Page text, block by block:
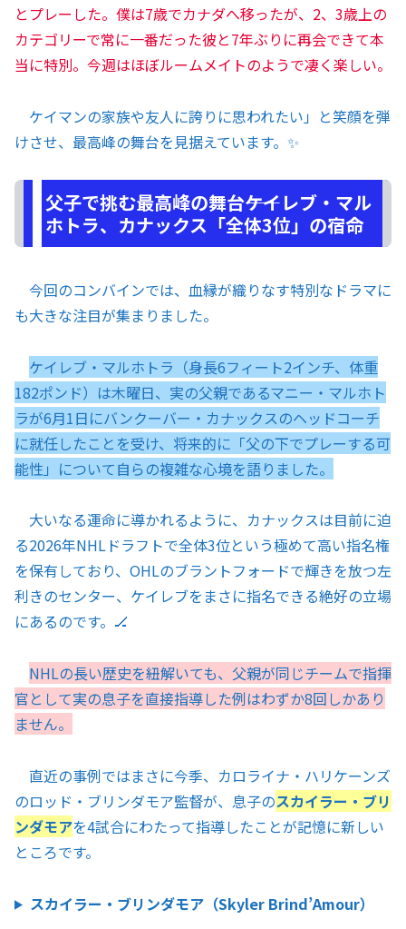
とプレーした。僕は7歳でカナダへ移ったが、2、3歳上の
カテゴリーで常に一番だった彼と7年ぶりに再会できて本
当に特別。今週はほぼルームメイトのようで凄く楽しい。
ケイマンの家族や友人に誇りに思われたい」と笑顔を弾
けさせ、最高峰の舞台を見据えています。✨
父子で挑む最高峰の舞台――ケイレブ・マル
ホトラ、カナックス「全体3位」の宿命
今回のコンバインでは、血縁が織りなす特別なドラマに
も大きな注目が集まりました。
ケイレブ・マルホトラ（身長6フィート2インチ、体重
182ポンド）は木曜日、実の父親であるマニー・マルホト
ラが6月1日にバンクーバー・カナックスのヘッドコーチ
に就任したことを受け、将来的に「父の下でプレーする可
能性」について自らの複雑な心境を語りました。
大いなる運命に導かれるように、カナックスは目前に迫
る2026年NHLドラフトで全体3位という極めて高い指名権
を保有しており、OHLのブラントフォードで輝きを放つ左
利きのセンター、ケイレブをまさに指名できる絶好の立場
にあるのです。🏒
NHLの長い歴史を紐解いても、父親が同じチームで指揮
官として実の息子を直接指導した例はわずか8回しかあり
ません。
直近の事例ではまさに今季、カロライナ・ハリケーンズ
のロッド・ブリンダモア監督が、息子のスカイラー・ブリ
ンダモアを4試合にわたって指導したことが記憶に新しい
ところです。
スカイラー・ブリンダモア（Skyler Brind’Amour）